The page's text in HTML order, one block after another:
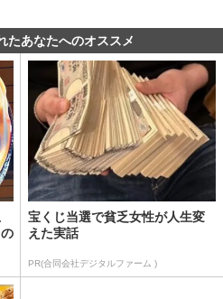
たあなたへのオススメ
宝くじ当選で貧乏女性が人生変
えた実話
PR(合同会社デジタルファーム )